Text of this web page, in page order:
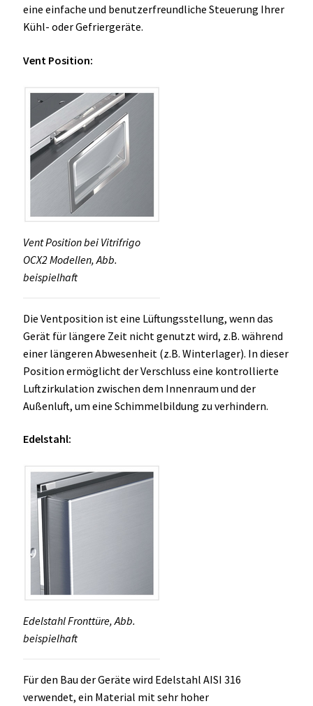
eine einfache und benutzerfreundliche Steuerung Ihrer
Kühl- oder Gefriergeräte.
Vent Position:
Vent Position bei Vitrifrigo
OCX2 Modellen, Abb.
beispielhaft
Die Ventposition ist eine Lüftungsstellung, wenn das
Gerät für längere Zeit nicht genutzt wird, z.B. während
einer längeren Abwesenheit (z.B. Winterlager). In dieser
Position ermöglicht der Verschluss eine kontrollierte
Luftzirkulation zwischen dem Innenraum und der
Außenluft, um eine Schimmelbildung zu verhindern.
Edelstahl:
Edelstahl Fronttüre, Abb.
beispielhaft
Für den Bau der Geräte wird Edelstahl AISI 316
verwendet, ein Material mit sehr hoher